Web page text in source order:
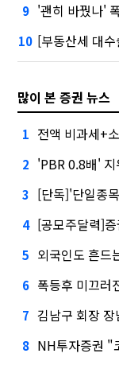
9 '괜히 바꿨나' 폭
10 [부동산세 대
많이 본 증권 뉴스
1 전액 비과세+
2 'PBR 0.8배' 지우
3 [단독]'단일종목레
4 [공모주달력]증
5 외국인도 흔드는
6 폭등후 미끄
7 김남구 회장 장
8 NH투자증권 "코